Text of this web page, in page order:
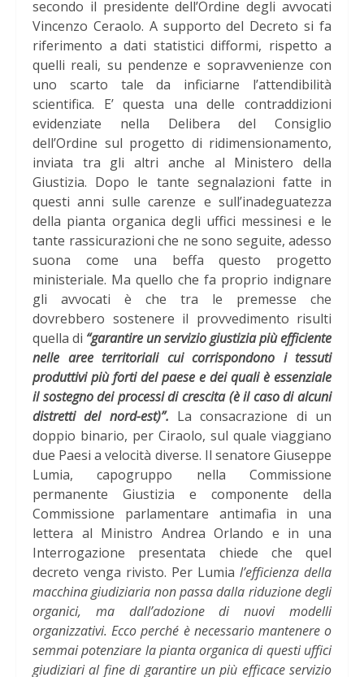
secondo il presidente dell’Ordine degli avvocati
Vincenzo Ceraolo. A supporto del Decreto si fa
riferimento a dati statistici difformi, rispetto a
quelli reali, su pendenze e sopravvenienze con
uno scarto tale da inficiarne l’attendibilità
scientifica. E’ questa una delle contraddizioni
evidenziate nella Delibera del Consiglio
dell’Ordine sul progetto di ridimensionamento,
inviata tra gli altri anche al Ministero della
Giustizia. Dopo le tante segnalazioni fatte in
questi anni sulle carenze e sull’inadeguatezza
della pianta organica degli uffici messinesi e le
tante rassicurazioni che ne sono seguite, adesso
suona come una beffa questo progetto
ministeriale. Ma quello che fa proprio indignare
gli avvocati è che tra le premesse che
dovrebbero sostenere il provvedimento risulti
quella di “garantire un servizio giustizia più efficiente
nelle aree territoriali cui corrispondono i tessuti
produttivi più forti del paese e dei quali è essenziale
il sostegno dei processi di crescita (è il caso di alcuni
distretti del nord-est)”. La consacrazione di un
doppio binario, per Ciraolo, sul quale viaggiano
due Paesi a velocità diverse. Il senatore Giuseppe
Lumia, capogruppo nella Commissione
permanente Giustizia e componente della
Commissione parlamentare antimafia in una
lettera al Ministro Andrea Orlando e in una
Interrogazione presentata chiede che quel
decreto venga rivisto. Per Lumia l’efficienza della
macchina giudiziaria non passa dalla riduzione degli
organici, ma dall’adozione di nuovi modelli
organizzativi. Ecco perché è necessario mantenere o
semmai potenziare la pianta organica di questi uffici
giudiziari al fine di garantire un più efficace servizio